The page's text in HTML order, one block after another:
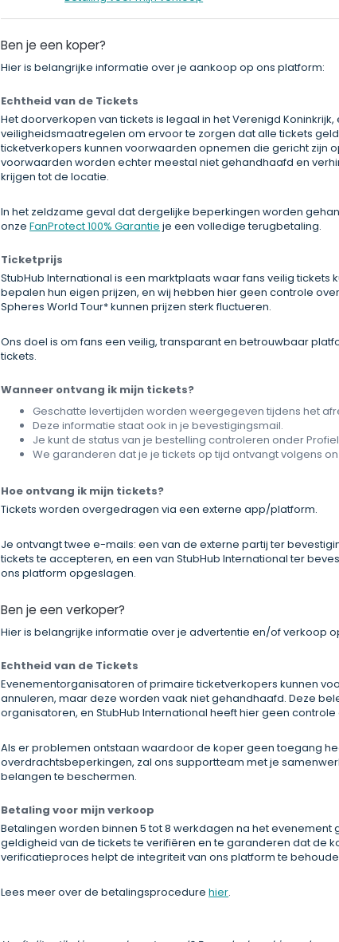
Ben je een koper?
Hier is belangrijke informatie over je aankoop op ons platform:
Echtheid van de Tickets
Het doorverkopen van tickets is legaal in het Verenigd
veiligheidsmaatregelen om ervoor te zorgen dat alle tickets
ticketverkopers kunnen voorwaarden opnemen die gericht zijn
voorwaarden worden echter meestal niet gehandhaafd en
krijgen tot de locatie.
In het zeldzame geval dat dergelijke beperkingen worden
onzeFanProtect 100% Garantie je een volledige terugbetaling.
Ticketprijs
StubHub International is een marktplaats waar fans veilig
bepalen hun eigen prijzen, en wij hebben hier geen controle
Spheres World Tour* kunnen prijzen sterk fluctueren.
Ons doel is om fans een veilig, transparant en betrouwbaar
tickets.
Wanneer ontvang ik mijn tickets?
Geschatte levertijden worden weergegeven tijdens het
Deze informatie staat ook in je bevestigingsmail.
Je kunt de status van je bestelling controleren onder
We garanderen dat je je tickets op tijd ontvangt volgens
Hoe ontvang ik mijn tickets?
Tickets worden overgedragen via een externe app/platform.
Je ontvangt twee e-mails: een van de externe partij ter
tickets te accepteren, en een van StubHub International ter
ons platform opgeslagen.
Ben je een verkoper?
Hier is belangrijke informatie over je advertentie en/of verkoop
Echtheid van de Tickets
Evenementorganisatoren of primaire ticketverkopers kunnen
annuleren, maar deze worden vaak niet gehandhaafd. Deze
organisatoren, en StubHub International heeft hier geen controle
Als er problemen ontstaan waardoor de koper geen toegang
overdrachtsbeperkingen, zal ons supportteam met je
belangen te beschermen.
Betaling voor mijn verkoop
Betalingen worden binnen 5 tot 8 werkdagen na het
geldigheid van de tickets te verifiëren en te garanderen dat de
verificatieproces helpt de integriteit van ons platform te
Lees meer over de betalingsprocedurehier.